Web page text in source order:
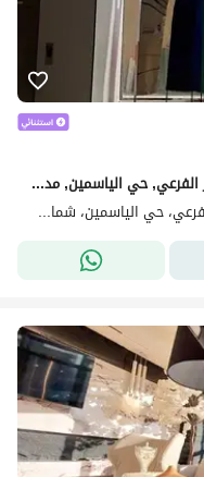
مكتب تجاري للإيجار في شارع الملك عبدالعزيز الفرعي, حي الياسمين, مدينة الرياض
شارع الملك عبدالعزيز ابن عبدالرحمن سعود الفرعي، حي الياسمين، شمال الرياض، الرياض